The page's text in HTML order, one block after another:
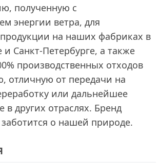
полученную с
энергии ветра, для
на наших фабриках в
и Санкт-Петербурге, а также
производственных отходов
отличную от передачи на
или дальнейшее
в других отраслях. Бренд
о нашей природе.